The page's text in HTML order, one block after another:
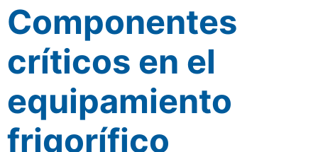
Componentes
críticos en el
equipamiento
frigorífico